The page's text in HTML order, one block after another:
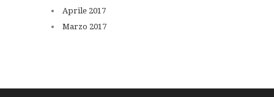
Aprile 2017
Marzo 2017